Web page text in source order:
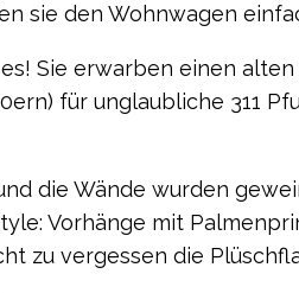
sie den Wohnwagen
Sie erwarben einen
für unglaubliche 311
die Wände wurden
Vorhänge mit
zu vergessen die